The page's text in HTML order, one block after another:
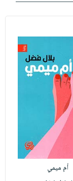
أم ميمي